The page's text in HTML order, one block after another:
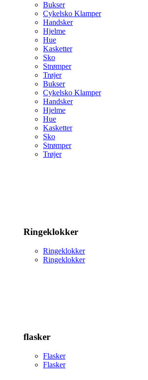
Bukser
Cykelsko Klamper
Handsker
Hjelme
Hue
Kasketter
Sko
Strømper
Trøjer
Bukser
Cykelsko Klamper
Handsker
Hjelme
Hue
Kasketter
Sko
Strømper
Trøjer
Ringeklokker
Ringeklokker
Ringeklokker
flasker
Flasker
Flasker